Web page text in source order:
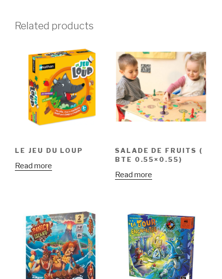
Related products
LE JEU DU LOUP
Read more
SALADE DE FRUITS (
BTE 0.55×0.55)
Read more